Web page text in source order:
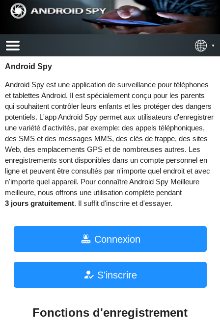
Android Spy
Android Spy est une application de surveillance pour téléphones
et tablettes Android. Il est spécialement conçu pour les parents
qui souhaitent contrôler leurs enfants et les protéger des dangers
potentiels. L'app Android Spy permet aux utilisateurs d'enregistrer
une variété d'activités, par exemple: des appels téléphoniques,
des SMS et des messages MMS, des clés de frappe, des sites
Web, des emplacements GPS et de nombreuses autres. Les
enregistrements sont disponibles dans un compte personnel en
ligne et peuvent être consultés par n'importe quel endroit et avec
n'importe quel appareil. Pour connaître Android Spy Meilleure
meilleure, nous offrons une utilisation complète pendant
3 jours gratuitement. Il suffit d'inscrire et d'essayer.
Connexion
S'inscrire
Fonctions d'enregistrement